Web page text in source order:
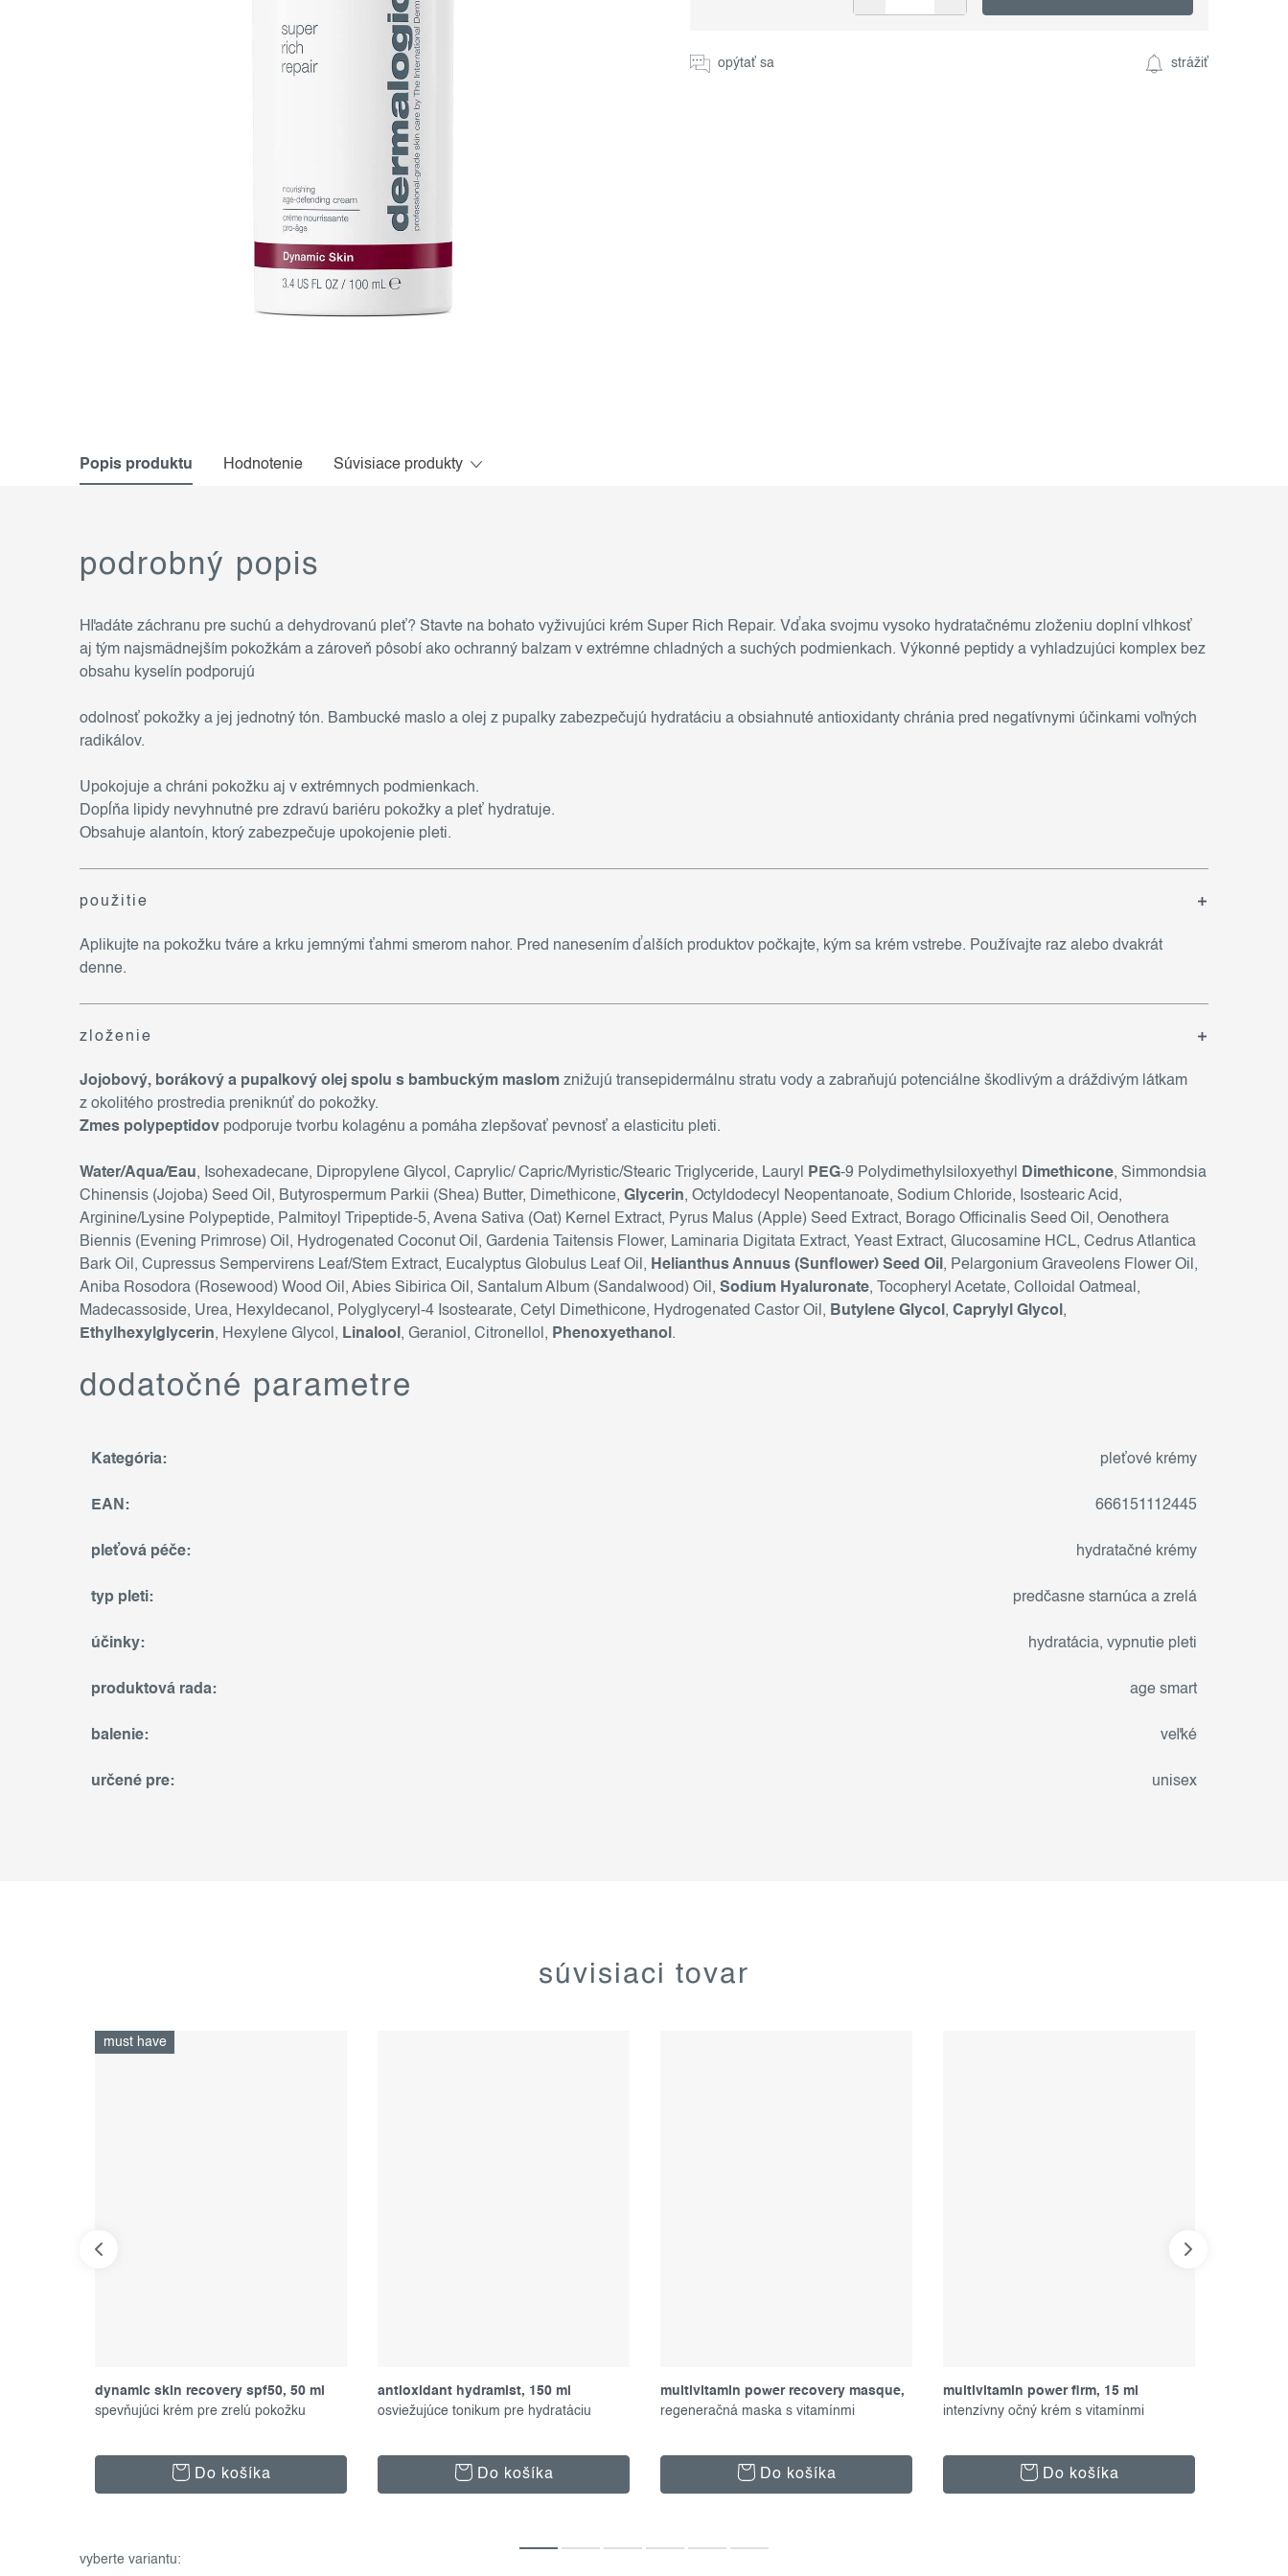
opýtať sa strážiť
Popis produktu Hodnotenie Súvisiace produkty
podrobný popis
Hľadáte záchranu pre suchú a dehydrovanú pleť? Stavte na bohato vyživujúci krém Super Rich Repair. Vďaka svojmu vysoko hydratačnému zloženiu doplní vlhkosť
aj tým najsmädnejším pokožkám a zároveň pôsobí ako ochranný balzam v extrémne chladných a suchých podmienkach. Výkonné peptidy a vyhladzujúci komplex bez
obsahu kyselín podporujú
odolnosť pokožky a jej jednotný tón. Bambucké maslo a olej z pupalky zabezpečujú hydratáciu a obsiahnuté antioxidanty chránia pred negatívnymi účinkami voľných
radikálov.
Upokojuje a chráni pokožku aj v extrémnych podmienkach.
Dopĺňa lipidy nevyhnutné pre zdravú bariéru pokožky a pleť hydratuje.
Obsahuje alantoín, ktorý zabezpečuje upokojenie pleti.
použitie
Aplikujte na pokožku tváre a krku jemnými ťahmi smerom nahor. Pred nanesením ďalších produktov počkajte, kým sa krém vstrebe. Používajte raz alebo dvakrát
denne.
zloženie
Jojobový, borákový a pupalkový olej spolu s bambuckým maslom znižujú transepidermálnu stratu vody a zabraňujú potenciálne škodlivým a dráždivým látkam
z okolitého prostredia preniknúť do pokožky.
Zmes polypeptidov podporuje tvorbu kolagénu a pomáha zlepšovať pevnosť a elasticitu pleti.
Water/Aqua/Eau, Isohexadecane, Dipropylene Glycol, Caprylic/ Capric/Myristic/Stearic Triglyceride, Lauryl PEG-9 Polydimethylsiloxyethyl Dimethicone, Simmondsia
Chinensis (Jojoba) Seed Oil, Butyrospermum Parkii (Shea) Butter, Dimethicone, Glycerin, Octyldodecyl Neopentanoate, Sodium Chloride, Isostearic Acid,
Arginine/Lysine Polypeptide, Palmitoyl Tripeptide-5, Avena Sativa (Oat) Kernel Extract, Pyrus Malus (Apple) Seed Extract, Borago Officinalis Seed Oil, Oenothera
Biennis (Evening Primrose) Oil, Hydrogenated Coconut Oil, Gardenia Taitensis Flower, Laminaria Digitata Extract, Yeast Extract, Glucosamine HCL, Cedrus Atlantica
Bark Oil, Cupressus Sempervirens Leaf/Stem Extract, Eucalyptus Globulus Leaf Oil, Helianthus Annuus (Sunflower) Seed Oil , Pelargonium Graveolens Flower Oil,
Aniba Rosodora (Rosewood) Wood Oil, Abies Sibirica Oil, Santalum Album (Sandalwood) Oil, Sodium Hyaluronate, Tocopheryl Acetate, Colloidal Oatmeal,
Madecassoside, Urea, Hexyldecanol, Polyglyceryl-4 Isostearate, Cetyl Dimethicone, Hydrogenated Castor Oil, Butylene Glycol , Caprylyl Glycol ,
Ethylhexylglycerin, Hexylene Glycol, Linalool , Geraniol, Citronellol, Phenoxyethanol .
dodatočné parametre
Kategória: pleťové krémy
EAN : 666151112445
pleťová péče: hydratačné krémy
typ pleti: predčasne starnúca a zrelá
účinky: hydratácia, vypnutie pleti
produktová rada: age smart
balenie: veľké
určené pre: unisex
súvisiaci tovar
must have
dynamic skin recovery spf50, 50 ml
spevňujúci krém pre zrelú pokožku
Do košíka
antioxidant hydramist, 150 ml
osviežujúce tonikum pre hydratáciu
Do košíka
multivitamin power recovery masque,
75 ml
regeneračná maska s vitamínmi
Do košíka
multivitamin power firm, 15 ml
intenzívny očný krém s vitamínmi
Do košíka